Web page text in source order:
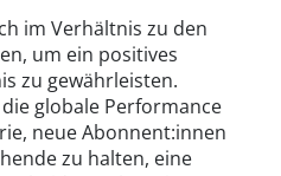
im Verhältnis zu den
um ein positives
zu gewährleisten.
globale Performance
neue Abonnent:innen
zu halten, eine